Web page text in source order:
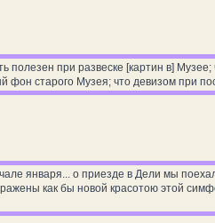
полезен при развеске [картин в]
старого Музея; что девизом при
января... о приезде в Дели мы
как бы новой красотою этой